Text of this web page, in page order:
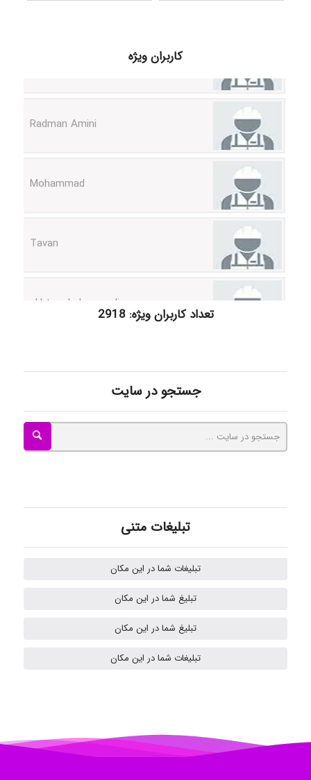
کاربران ویژه
Nazaninkarkon
Omid
Mohammad
تعداد کاربران ویژه: 2918
جستجو در سایت
تبلیغات متنی
تبلیغات شما در این مکان
تبلیغ شما در این مکان
تبلیغ شما در این مکان
تبلیغات شما در این مکان